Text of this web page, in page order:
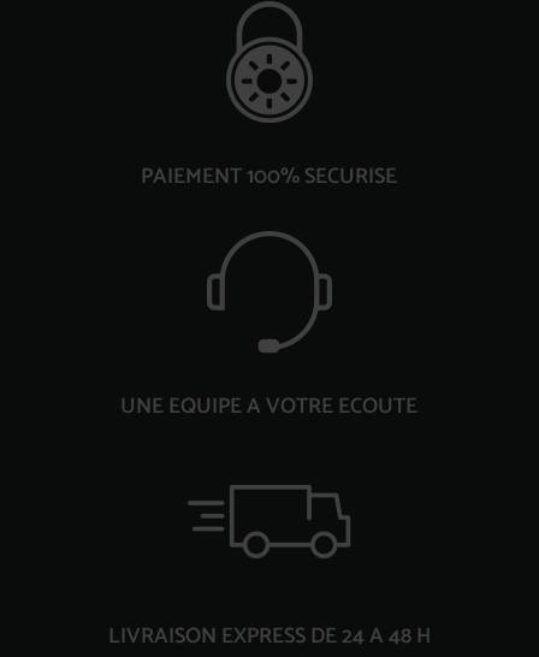
PAIEMENT 100% SECURISE
UNE EQUIPE A VOTRE ECOUTE
LIVRAISON EXPRESS DE 24 A 48 H